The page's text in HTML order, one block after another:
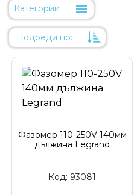
Категории
Подреди по:
Име
Име
Код на артикул
Код на артикул
Фазомер 110-250V 140мм
дължина Legrand
Код: 93081